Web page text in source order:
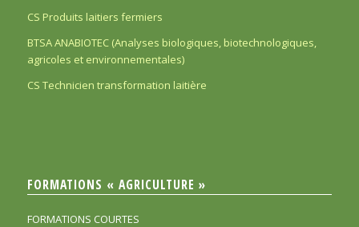
CS Produits laitiers fermiers
BTSA ANABIOTEC (Analyses biologiques, biotechnologiques,
agricoles et environnementales)
CS Technicien transformation laitière
FORMATIONS « AGRICULTURE »
FORMATIONS COURTES